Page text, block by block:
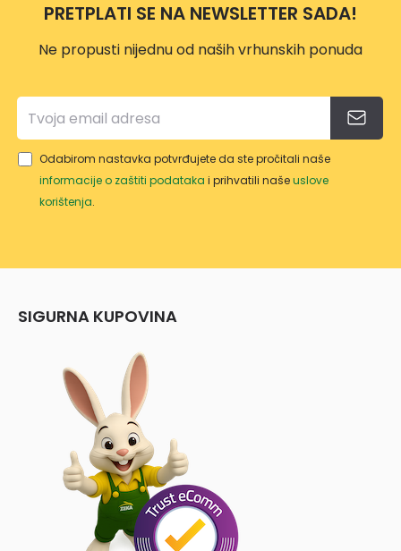
0463
PRETPLATI SE NA NEWSLETTER SADA!
Ne propusti nijednu od naših vrhunskih ponuda
Odabirom nastavka potvrđujete da ste pročitali naše
informacije o zaštiti podataka i prihvatili našeuslove
korištenja.
SIGURNA KUPOVINA